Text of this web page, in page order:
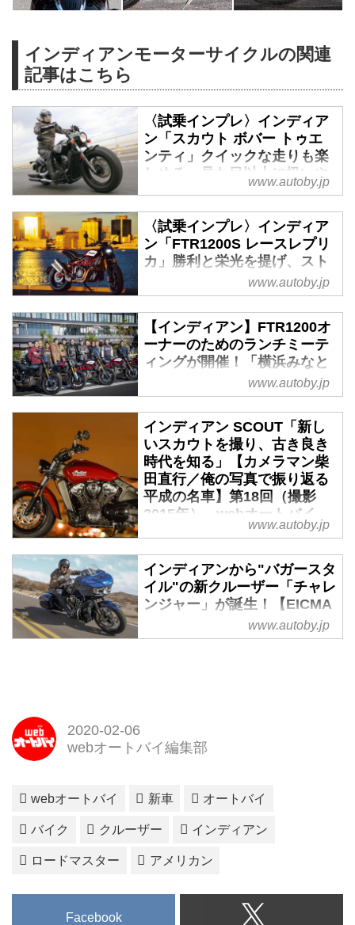
インディアンモーターサイクルの関連
記事はこちら
〈試乗インプレ〉インディア
ン「スカウト ボバー トゥエ
ンティ」クイックな走りも楽
しめる、見た目以上に扱いや
すいクラシック・ボバー -
webオートバイ
インディアンの人気モデル、スカ
ウトボバーに新たに加わったのが
この「トゥエンティ」。前後ワイ
ヤーホイールやエイプバーなどを
気に仕立てた、魅力あふれるニュ
ーモデルだ。
www.autoby.jp
〈試乗インプレ〉インディア
ン「FTR1200S レースレプリ
カ」勝利と栄光を提げ、スト
リートで輝きを放つ - webオ
ートバイ
インディアンモーターサイクルズ
待望のロードスポーツモデルは、
アメリカンモータースポーツのフ
ラットトラックレーサーの特徴を
色濃く投影し、また伝統と格式を
兼ね備えるとともに、新たな伝説
ともいえる栄光すら感じさせるエ
ポックメイキングな仕上がりとな
っている。
www.autoby.jp
【インディアン】FTR1200オ
ーナーのためのランチミーテ
ィングが開催！「横浜みなと
みらい」に全国からFTRが集
いました！ - webオートバイ
12月4日（水）に横浜で開催され
た第1回FTRオーナーズミーティ
ング
今回が初めてとなるFTRミーティ
ングは晴天に恵まれ、12月の平日
に急遽開催となったにも関わら
ず、13台以上のFTRが集まりまし
アメリカの老舗クルーザーメーカ
ー、インディアンモーターサイク
ルの「FTR1200」シリーズを対
象とした「第1回FTRオーナーズ
ミーティング」が、12月4日に横
イ...
www.autoby.jp
インディアン SCOUT「新し
いスカウトを撮り、古き良き
時代を知る」【カメラマン柴
田直行／俺の写真で振り返る
平成の名車】第18回（撮影
2015年） - webオートバイ
ハーレーダビッドソンとは違う道
をたどってきたインディアン
ときには全く知識のないバイクの
写真を撮る事もある。インディア
ン「スカウト」はまさにその1
台。とりあえず俺の方はスカウト
あるスカウトはクラシックな雰囲
気を持っていた。しかし同時に
さも持ったバイク。しかもそれは
いる。
www.autoby.jp
インディアンから"バガースタ
イル"の新クルーザー「チャレ
ンジャー」が誕生！【EICMA
2019速報！】 - webオートバ
イ
の2020年ニューモデルとして、
「CHALLENGER（チャレンジャ
ー）」が発表されました！
Challenger Dark Horse（2020モ
フレームマウントのヘッドライト
バガースタイルの新型クルーザー
「チャレンジャー」には、インデ
www.autoby.jp
2020-02-06
webオートバイ編集部
webオートバイ 新車 オートバイ
バイク クルーザー インディアン
ロードマスター アメリカン
Facebook